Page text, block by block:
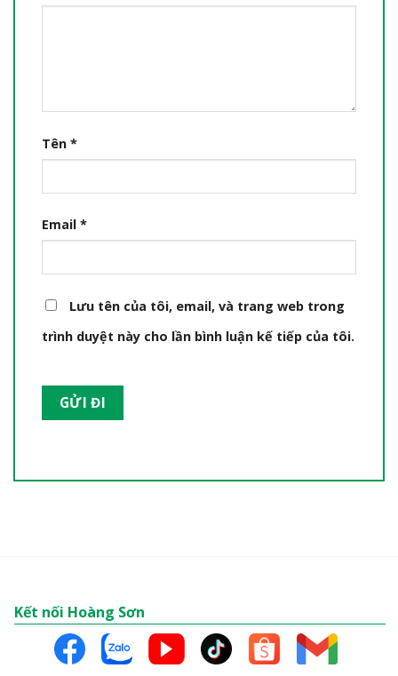
Tên *
Email *
Lưu tên của tôi, email, và trang web trong
trình duyệt này cho lần bình luận kế tiếp của tôi.
Kết nối Hoàng Sơn